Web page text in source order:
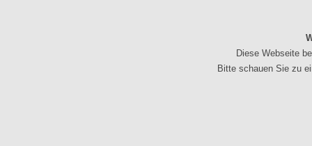
Diese Webseite
Bitte schauen Sie zu